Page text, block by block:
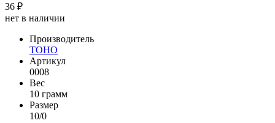
36 ₽
нет в наличии
Производитель
TOHO
Артикул
0008
Вес
10 грамм
Размер
10/0